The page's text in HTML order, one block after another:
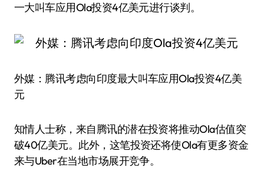
一大叫车应用Ola投资4亿美元进行谈判。
外媒：腾讯考虑向印度最大叫车应用Ola投资4亿美
元
知情人士称，来自腾讯的潜在投资将推动Ola估值突
破40亿美元。此外，这笔投资还将使Ola有更多资金
来与Uber在当地市场展开竞争。